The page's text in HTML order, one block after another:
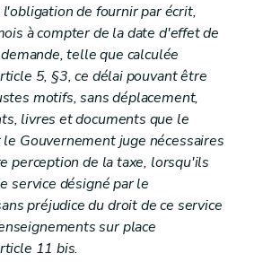
de fournir par écrit,
à compter de la date d'effet de
telle que calculée
5, §3, ce délai pouvant être
motifs, sans déplacement,
livres et documents que le
Gouvernement juge nécessaires
perception de la taxe, lorsqu'ils
service désigné par le
préjudice du droit de ce service
sur place
11 bis.